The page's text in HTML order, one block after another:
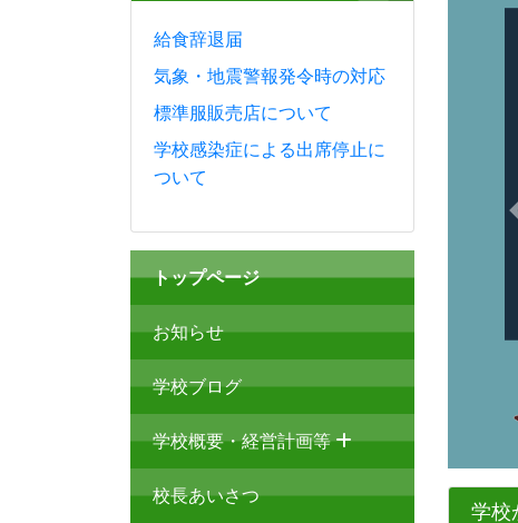
給食辞退届
気象・地震警報発令時の対応
標準服販売店について
学校感染症による出席停止に
ついて
トップページ
お知らせ
学校ブログ
学校概要・経営計画等
校長あいさつ
学校